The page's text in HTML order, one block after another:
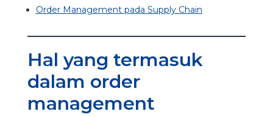
Order Management pada Supply Chain
Hal yang termasuk
dalam order
management